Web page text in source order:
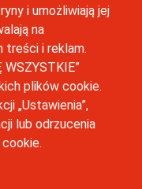
i umożliwiają jej
na
treści i reklam.
WSZYSTKIE”
plików cookie.
„Ustawienia”,
lub odrzucenia
Newsletter
w Uniwersytecie